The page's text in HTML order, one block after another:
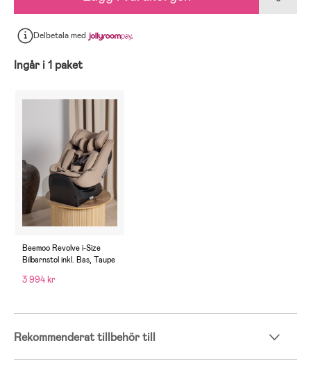
Delbetalamed
Ingår i 1 paket
Beemoo Revolve i-Size
Bilbarnstol inkl. Bas, Taupe
3 994 kr
Rekommenderat tillbehör till